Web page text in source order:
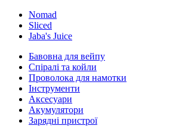
Nomad
Sliced
Jaba's Juice
Бавовна для вейпу
Спіралі та койли
Проволока для намотки
Інструменти
Аксесуари
Акумулятори
Зарядні пристрої